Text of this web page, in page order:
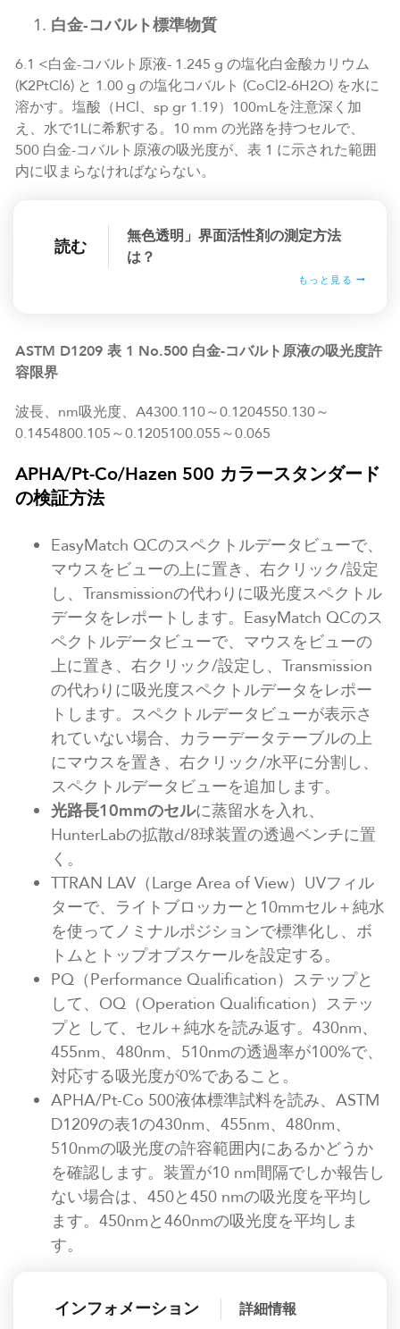
白金-コバルト標準物質
6.1 <白金-コバルト原液- 1.245 g の塩化白金酸カリウム
(K2PtCl6) と 1.00 g の塩化コバルト (CoCl2-6H2O) を水に
溶かす。塩酸（HCl、sp gr 1.19）100mLを注意深く加
え、水で1Lに希釈する。10 mm の光路を持つセルで、
500 白金-コバルト原液の吸光度が、表 1 に示された範囲
内に収まらなければならない。
読む
無色透明」界面活性剤の測定方法
は？
もっと見る
ASTM D1209 表 1 No.500 白金-コバルト原液の吸光度許
容限界
波長、nm吸光度、A4300.110～0.1204550.130～
0.1454800.105～0.1205100.055～0.065
APHA/Pt-Co/Hazen 500 カラースタンダード
の検証方法
EasyMatch QCのスペクトルデータビューで、
マウスをビューの上に置き、右クリック/設定
し、Transmissionの代わりに吸光度スペクトル
データをレポートします。EasyMatch QCのス
ペクトルデータビューで、マウスをビューの
上に置き、右クリック/設定し、Transmission
の代わりに吸光度スペクトルデータをレポー
トします。スペクトルデータビューが表示さ
れていない場合、カラーデータテーブルの上
にマウスを置き、右クリック/水平に分割し、
スペクトルデータビューを追加します。
光路長10mmのセルに蒸留水を入れ、
HunterLabの拡散d/8球装置の透過ベンチに置
く。
TTRAN LAV（Large Area of View）UVフィル
ターで、ライトブロッカーと10mmセル＋純水
を使ってノミナルポジションで標準化し、ボ
トムとトップオブスケールを設定する。
PQ（Performance Qualification）ステップと
して、OQ（Operation Qualification）ステッ
プと して、セル＋純水を読み返す。430nm、
455nm、480nm、510nmの透過率が100%で、
対応する吸光度が0%であること。
APHA/Pt-Co 500液体標準試料を読み、ASTM
D1209の表1の430nm、455nm、480nm、
510nmの吸光度の許容範囲内にあるかどうか
を確認します。装置が10 nm間隔でしか報告し
ない場合は、450と450 nmの吸光度を平均し
ます。450nmと460nmの吸光度を平均しま
す。
インフォメーション 詳細情報